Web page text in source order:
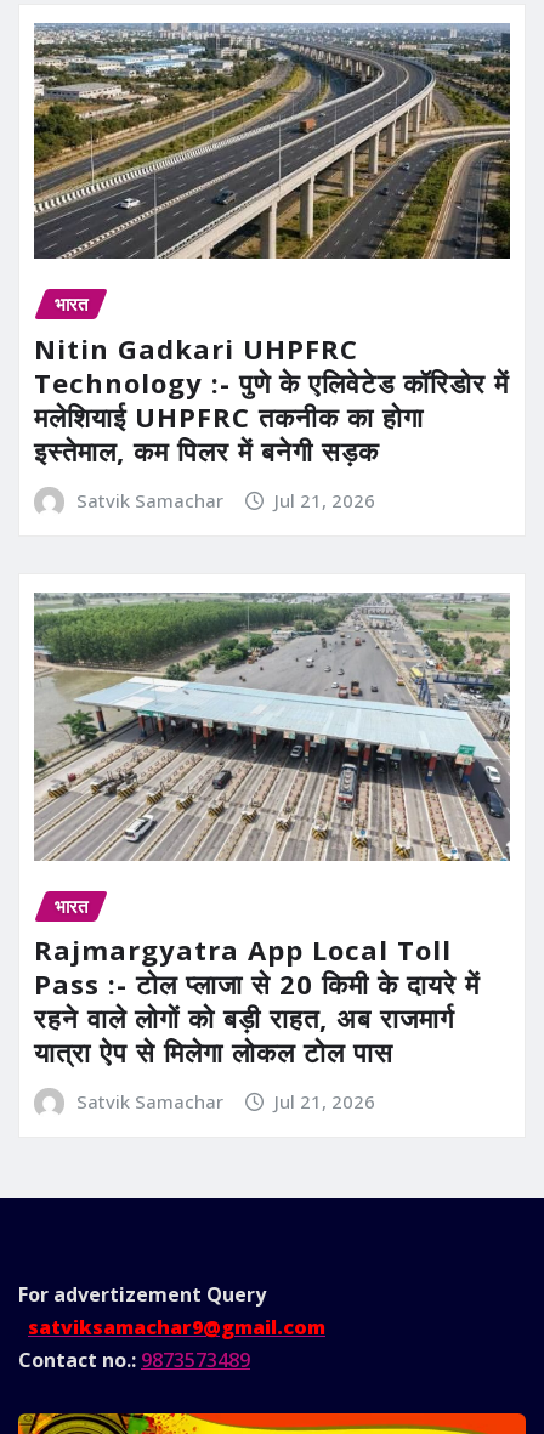
भारत
Nitin Gadkari UHPFRC
Technology :- पुणे के एलिवेटेड कॉरिडोर में
मलेशियाई UHPFRC तकनीक का होगा
इस्तेमाल, कम पिलर में बनेगी सड़क
Satvik Samachar Jul 21, 2026
भारत
Rajmargyatra App Local Toll
Pass :- टोल प्लाजा से 20 किमी के दायरे में
रहने वाले लोगों को बड़ी राहत, अब राजमार्ग
यात्रा ऐप से मिलेगा लोकल टोल पास
Satvik Samachar Jul 21, 2026
For advertizement Query
satviksamachar9@gmail.com
Contact no.: 9873573489